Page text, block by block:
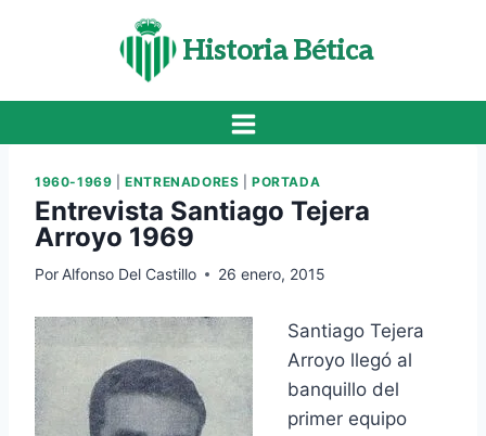
Historia Bética
1960-1969 |ENTRENADORES |PORTADA
Entrevista Santiago Tejera
Arroyo 1969
Por Alfonso Del Castillo 26 enero, 2015
Santiago Tejera
Arroyo llegó al
banquillo del
primer equipo